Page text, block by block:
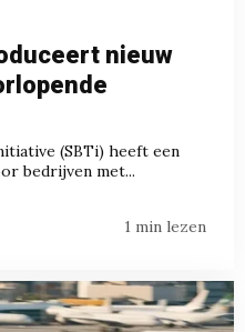
nieuw
(SBTi) heeft een
bedrijven met...
1 min lezen